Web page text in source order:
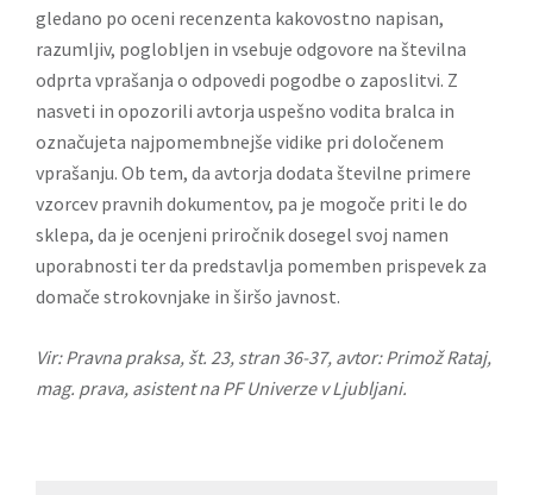
gledano po oceni recenzenta kakovostno napisan,
razumljiv, poglobljen in vsebuje odgovore na številna
odprta vprašanja o odpovedi pogodbe o zaposlitvi. Z
nasveti in opozorili avtorja uspešno vodita bralca in
označujeta najpomembnejše vidike pri določenem
vprašanju. Ob tem, da avtorja dodata številne primere
vzorcev pravnih dokumentov, pa je mogoče priti le do
sklepa, da je ocenjeni priročnik dosegel svoj namen
uporabnosti ter da predstavlja pomemben prispevek za
domače strokovnjake in širšo javnost.
Vir:Pravna praksa, št. 23, stran 36-37, avtor: Primož Rataj,
mag. prava, asistent na PF Univerze v Ljubljani.